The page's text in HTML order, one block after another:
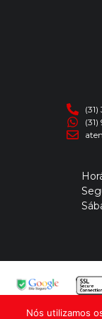
Nós utilizamos